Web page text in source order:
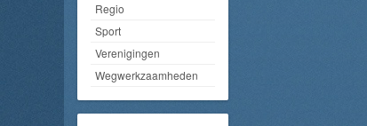
Regio
Sport
Verenigingen
Wegwerkzaamheden